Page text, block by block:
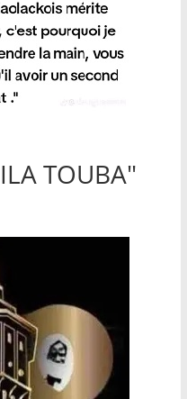
TOUBA"